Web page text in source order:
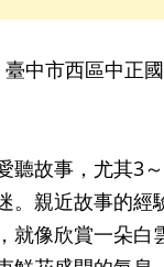
中市西區中正
聽故事，尤其3
。親近故事的經
就像欣賞一朵白